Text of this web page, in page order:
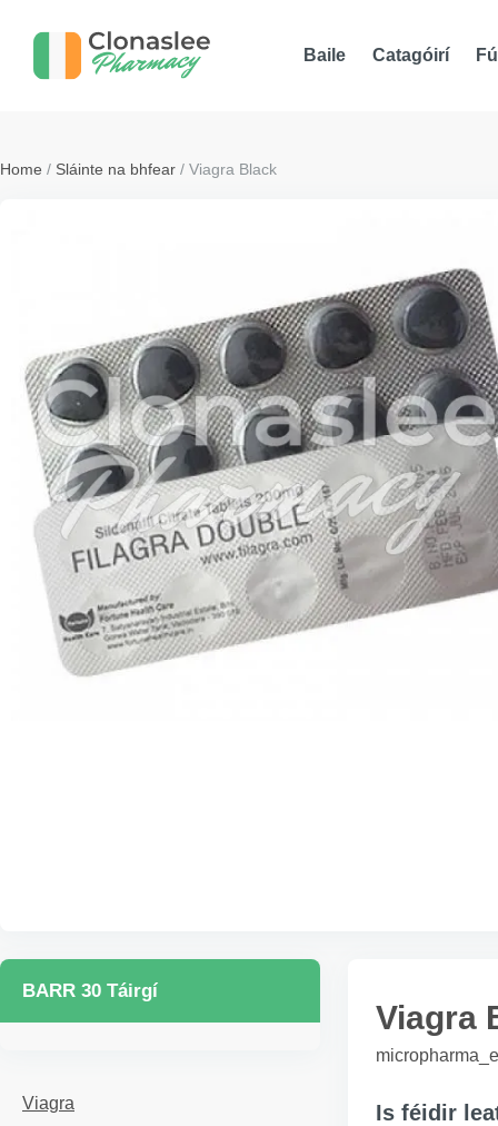
Baile Catagóirí
Home / Sláinte na bhfear / Viagra Black
BARR 30 Táirgí
Viagra
Viagra
Is féidir